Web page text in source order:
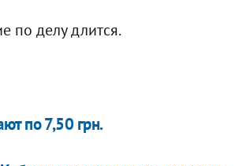
по делу длится.
по 7,50 грн.